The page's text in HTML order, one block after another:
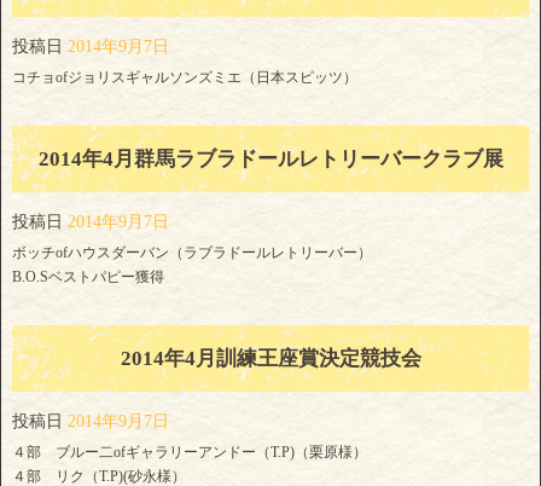
投稿日 2014年9月7日
コチョofジョリスギャルソンズミエ（日本スピッツ）
2014年4月群馬ラブラドールレトリーバークラブ展
投稿日 2014年9月7日
ボッチofハウスダーバン（ラブラドールレトリーバー）
B.O.Sベストパピー獲得
2014年4月訓練王座賞決定競技会
投稿日 2014年9月7日
４部 ブルー二ofギャラリーアンドー（T.P)（栗原様）
４部 リク（T.P)(砂永様）